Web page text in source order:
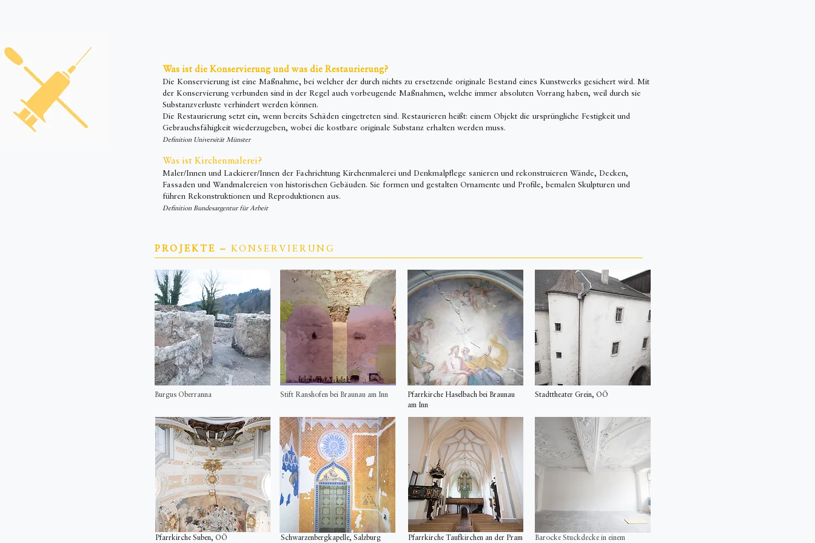
Was ist die Konservierung und was die Restaurierung?
Die Konservierung ist eine Maßnahme, bei welcher der durch nichts zu ersetzende originale Bestand eines Kunstwerks gesichert wird. Mit
der Konservierung verbunden sind in der Regel auch vorbeugende Maßnahmen, welche immer absoluten Vorrang haben, weil durch sie
Substanzverluste verhindert werden können.
Die Restaurierung setzt ein, wenn bereits Schäden eingetreten sind. Restaurieren heißt: einem Objekt die ursprüngliche Festigkeit und
Gebrauchsfähigkeit wiederzugeben, wobei die kostbare originale Substanz erhalten werden muss.
Definition Universität Münster
Was ist Kirchenmalerei?
Maler/Innen und Lackierer/Innen der Fachrichtung Kirchenmalerei und Denkmalpflege sanieren und rekonstruieren Wände, Decken,
Fassaden und Wandmalereien von historischen Gebäuden. Sie formen und gestalten Ornamente und Profile, bemalen Skulpturen und
führen Rekonstruktionen und Reproduktionen aus.
Definition Bundesargentur für Arbeit
PROJEKTE – KONSERVIERUNG
Burgus Oberranna
Pfarrkirche Suben, OÖ
Stift Ranshofen bei Braunau am Inn
Schwarzenbergkapelle, Salzburg
Pfarrkirche Haselbach bei Braunau
am Inn
Pfarrkirche Taufkirchen an der Pram
Stadttheater Grein, OÖ
Barocke Stuckdecke in einem